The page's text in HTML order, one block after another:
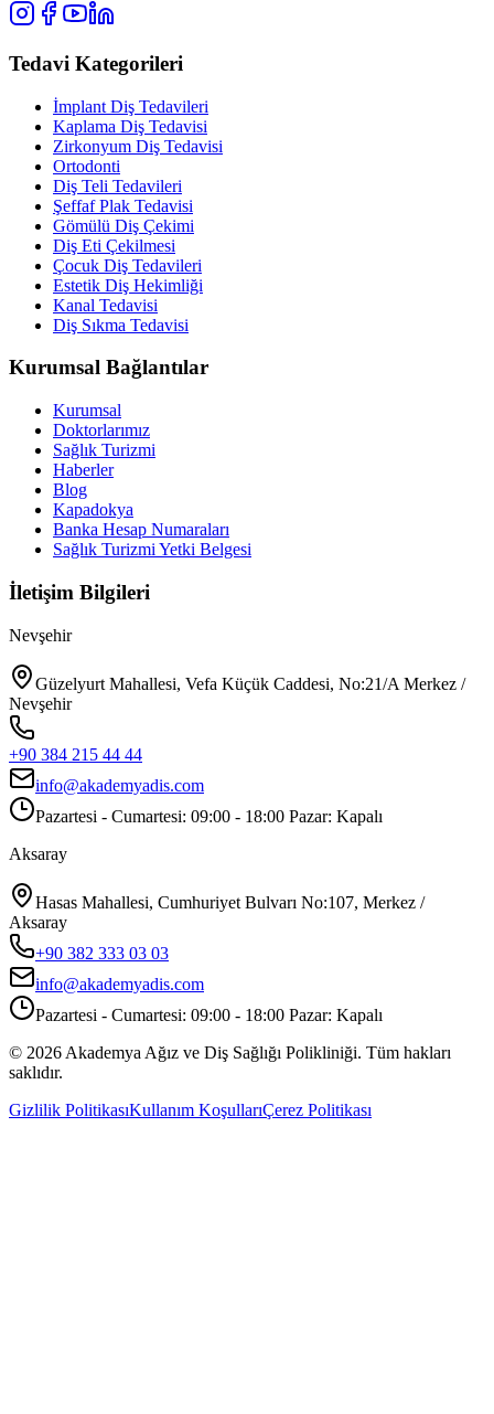
Tedavi Kategorileri
İmplant Diş Tedavileri
Kaplama Diş Tedavisi
Zirkonyum Diş Tedavisi
Ortodonti
Diş Teli Tedavileri
Şeffaf Plak Tedavisi
Gömülü Diş Çekimi
Diş Eti Çekilmesi
Çocuk Diş Tedavileri
Estetik Diş Hekimliği
Kanal Tedavisi
Diş Sıkma Tedavisi
Kurumsal Bağlantılar
Kurumsal
Doktorlarımız
Sağlık Turizmi
Haberler
Blog
Kapadokya
Banka Hesap Numaraları
Sağlık Turizmi Yetki Belgesi
İletişim Bilgileri
Nevşehir
Güzelyurt Mahallesi, Vefa Küçük Caddesi, No:21/A Merkez /
Nevşehir
+90 384 215 44 44
info@akademyadis.com
Pazartesi - Cumartesi: 09:00 - 18:00 Pazar: Kapalı
Aksaray
Hasas Mahallesi, Cumhuriyet Bulvarı No:107, Merkez /
Aksaray
+90 382 333 03 03
info@akademyadis.com
Pazartesi - Cumartesi: 09:00 - 18:00 Pazar: Kapalı
© 2026 Akademya Ağız ve Diş Sağlığı Polikliniği. Tüm hakları
saklıdır.
Gizlilik PolitikasıKullanım KoşullarıÇerez Politikası